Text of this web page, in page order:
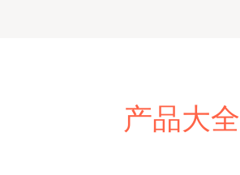
产品大全